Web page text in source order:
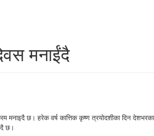
मनाईंदै
मनाइदै छ। हरेक वर्ष कात्तिक कृष्ण त्रयोदशीका दिन
छ।